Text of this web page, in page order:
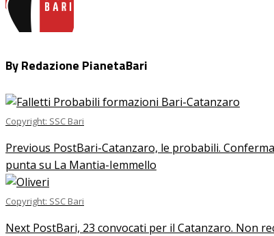
By Redazione PianetaBari
Copyright: SSC Bari
Previous PostBari-Catanzaro, le probabili.
punta su La Mantia-Iemmello
Copyright: SSC Bari
Next PostBari, 23 convocati per il Catanzaro. Non